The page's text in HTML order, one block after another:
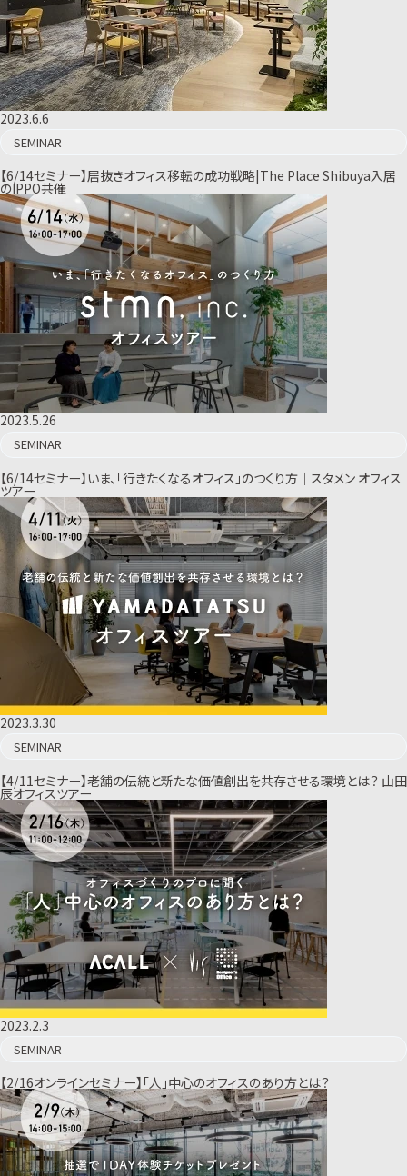
2023.6.6
SEMINAR
【6/14セミナー】居抜きオフィス移転の成功戦略|The Place Shibuya入居
のIPPO共催
2023.5.26
SEMINAR
【6/14セミナー】いま、「行きたくなるオフィス」のつくり方｜スタメン オフィス
ツアー
2023.3.30
SEMINAR
【4/11セミナー】老舗の伝統と新たな価値創出を共存させる環境とは？ 山田
辰オフィスツアー
2023.2.3
SEMINAR
【2/16オンラインセミナー】「人」中心のオフィスのあり方とは？